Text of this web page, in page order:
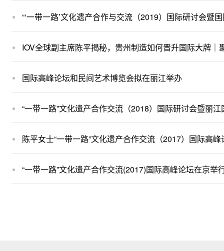
“‘一带一路’文化遗产合作与交流（2019）国际研讨会暨
IOV全球副主席陈平揭秘，贵州制造如何晋升国际大牌
国际高峰论坛和民间艺术博览会拟在丽江举办
“一带一路”文化遗产合作交流（2018）国际研讨会暨丽
陈平女士“一带一路”文化遗产合作交流（2017）国际高
“一带一路”文化遗产合作交流(2017)国际高峰论坛在京举